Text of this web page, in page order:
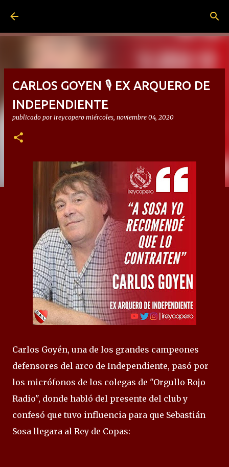
CARLOS GOYEN 🎙 EX ARQUERO DE
INDEPENDIENTE
publicado por ireycopero miércoles, noviembre 04, 2020
Carlos Goyén, una de los grandes campeones
defensores del arco de Independiente, pasó por
los micrófonos de los colegas de "Orgullo Rojo
Radio", donde habló del presente del club y
confesó que tuvo influencia para que Sebastián
Sosa llegara al Rey de Copas: